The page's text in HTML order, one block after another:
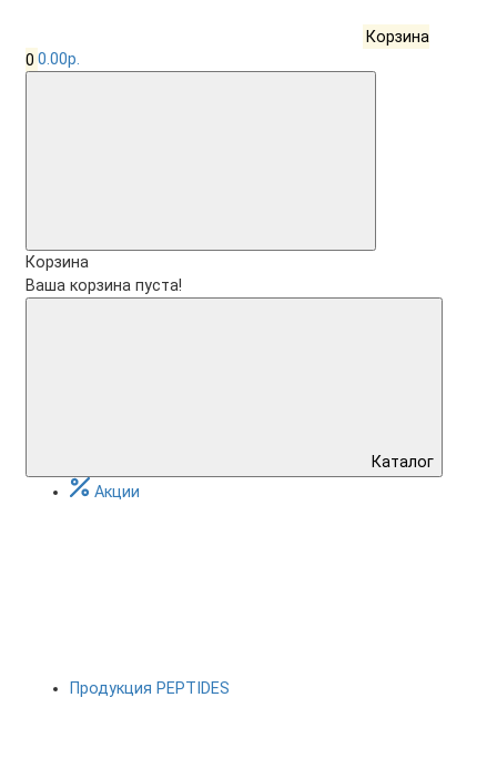
Корзина
0 0.00р.
Корзина
Ваша корзина пуста!
Каталог
Акции
Продукция PEPTIDES